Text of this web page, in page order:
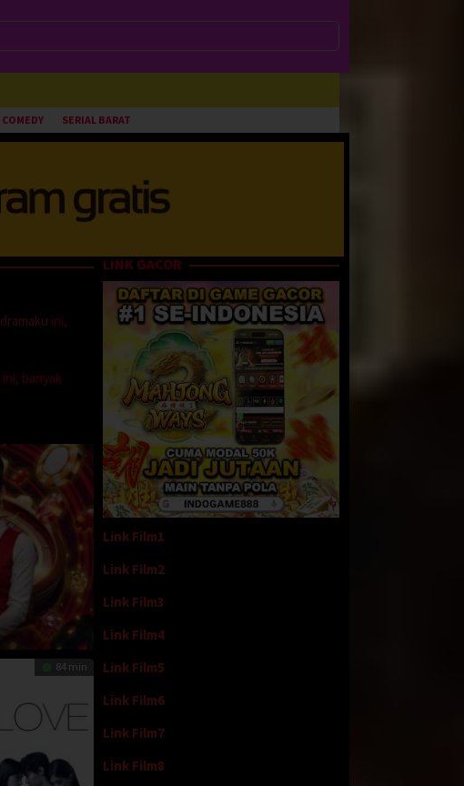
COMEDY SERIAL BARAT
dramaku ini,
ini, banyak
84 min
LINK GACOR
Link Film1
Link Film2
Link Film3
Link Film4
Link Film5
Link Film6
Link Film7
Link Film8